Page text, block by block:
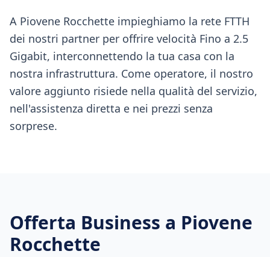
A Piovene Rocchette impieghiamo la rete FTTH
dei nostri partner per offrire velocità Fino a 2.5
Gigabit, interconnettendo la tua casa con la
nostra infrastruttura. Come operatore, il nostro
valore aggiunto risiede nella qualità del servizio,
nell'assistenza diretta e nei prezzi senza
sorprese.
Offerta Business a Piovene
Rocchette